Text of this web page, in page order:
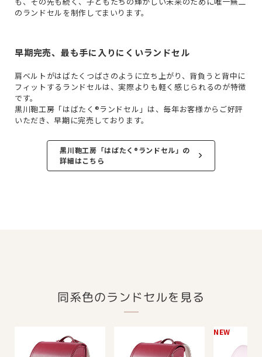
のランドセルを制作してまいります。
早期完売、最も手に入りにくいランドセル
肩ベルトがはばたくつばさのように立ち上がり、背負うと背中に
フィットするランドセルは、実際よりも軽く感じられるのが特徴
です。
黒川鞄工房「はばたく®ランドセル」は、毎年お客様からご好評
いただき、早期に完売しております。
黒川鞄工房「はばたく®ランドセル」の
詳細はこちら
同系色のランドセルを見る
NEW